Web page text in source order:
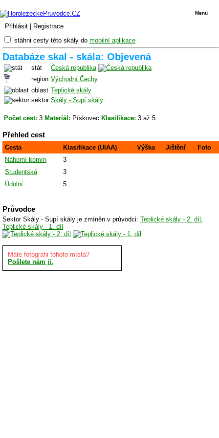
Přihlásit Registrace
Menu
stáhni cesty této skály do mobilní aplikace
Databáze skal - skála: Objevená
stát
Česká republika
region Východní Čechy
oblast Teplické skály
sektor Skály - Supí skály
Počet cest: 3 Materiál: Pískovec Klasifikace: 3 až 5
Přehled cest
Cesta Klasifikace (UIAA) Výška Jištění
Foto
Náhorní komín
3
Studentská
3
Údolní
5
Průvodce
Sektor Skály - Supí skály je zmíněn v průvodci: Teplické skály - 2. díl ,
Teplické skály - 1. díl
Máte fotografii tohoto místa?
Pošlete nám ji.